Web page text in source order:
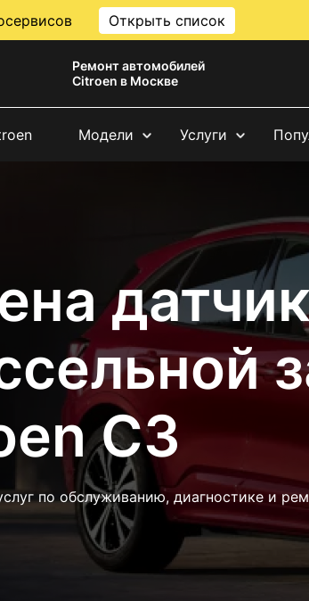
Открыть список
Ремонт автомобилей
Citroen в Москве
Модели Услуги
C3
по обслуживанию, диагностике и